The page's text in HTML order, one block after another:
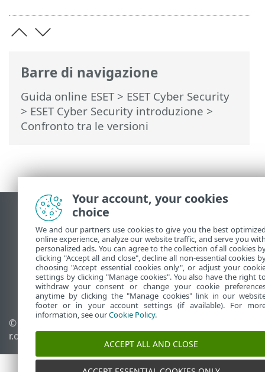
Barre di navigazione
Guida online ESET> ESET Cyber Security
> ESET Cyber Security introduzione >
Confronto tra le versioni
Visualizza sito desktop
End of Life
ESET Knowledge Base
Forum ESET
ESET Status Portal
Supporto regionale
© 1992 - 2025 ESET, spol. s
r.o. - Tutti i diritti riservati.
Your account, your cookies
choice
We and our partners use cookies to give you the best
online experience, analyze our website traffic, and serve you
personalized ads. You can agree to the collection of all cookies
clicking "Accept all and close", decline all non-essential cookies
choosing "Accept essential cookies only", or adjust your
settings by clicking "Manage cookies". You also have the right
withdraw your consent or change your cookie
anytime by clicking the "Manage cookies" link in our
footer or in your account settings (if available). For
information, see ourCookie Policy.
ACCEPT ALL AND CLOSE